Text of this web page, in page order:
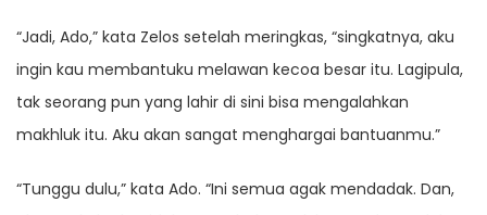
“Jadi, Ado,” kata Zelos setelah meringkas, “singkatnya, aku
ingin kau membantuku melawan kecoa besar itu. Lagipula,
tak seorang pun yang lahir di sini bisa mengalahkan
makhluk itu. Aku akan sangat menghargai bantuanmu.”
“Tunggu dulu,” kata Ado. “Ini semua agak mendadak. Dan,